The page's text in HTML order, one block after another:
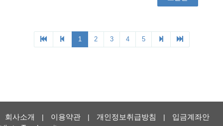
회사소개 | 이용약관 | 개인정보취급방침 |
입금계좌안